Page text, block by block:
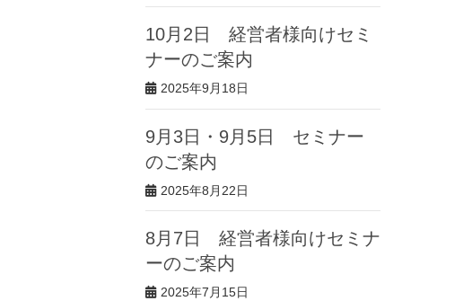
10月2日 経営者様向けセミ
ナーのご案内
2025年9月18日
9月3日・9月5日 セミナー
のご案内
2025年8月22日
8月7日 経営者様向けセミナ
ーのご案内
2025年7月15日